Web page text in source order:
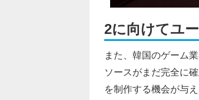
2に向けてユ
また、韓国のゲーム
ソースがまだ完全に
を制作する機会が与